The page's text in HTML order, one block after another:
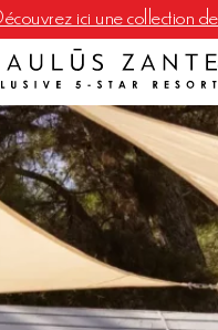
ici une collection